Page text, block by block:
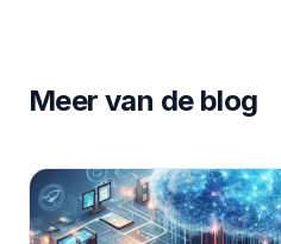
Meer van de blog